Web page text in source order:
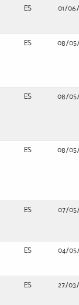
ES 01/
ES 08/
ES 08/
ES 08/
ES 07/
ES 04/
ES 27/